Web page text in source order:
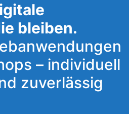
bleiben.
– individuell
zuverlässig